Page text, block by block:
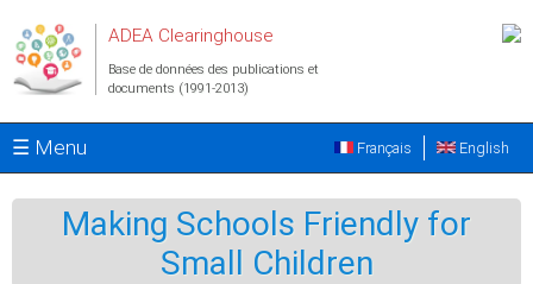
ADEA Clearinghouse
Base de données des publications et
documents (1991-2013)
☰ Menu English
Français
Making Schools Friendly for
Small Children